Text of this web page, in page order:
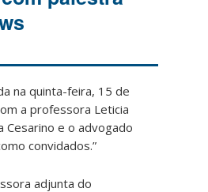
na quinta-feira, 15 de
a professora Leticia
Cesarino e o advogado
convidados.”
adjunta do